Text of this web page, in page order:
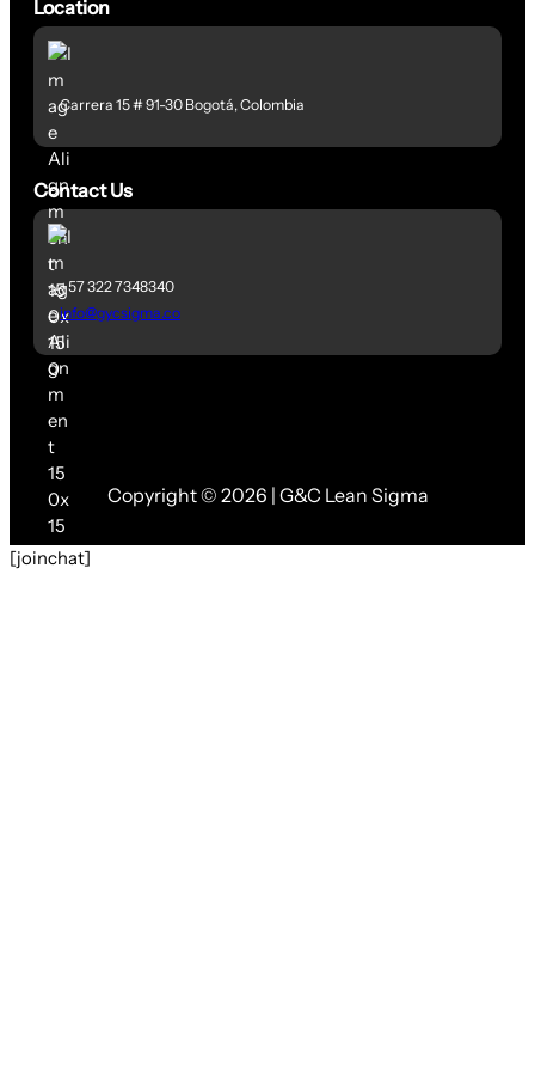
Location
Carrera 15 # 91-30 Bogotá, Colombia
Contact Us
+57 322 7348340
info@gycsigma.co
Copyright © 2026 | G&C Lean Sigma
[joinchat]